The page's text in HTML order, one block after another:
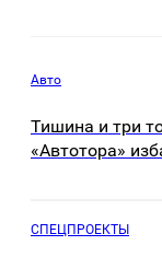
Авто
Тишина и три
«Автотора»
СПЕЦПРОЕКТЫ